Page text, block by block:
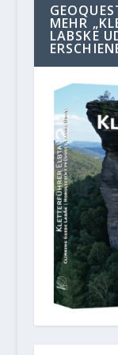
MEHR
LABSKE